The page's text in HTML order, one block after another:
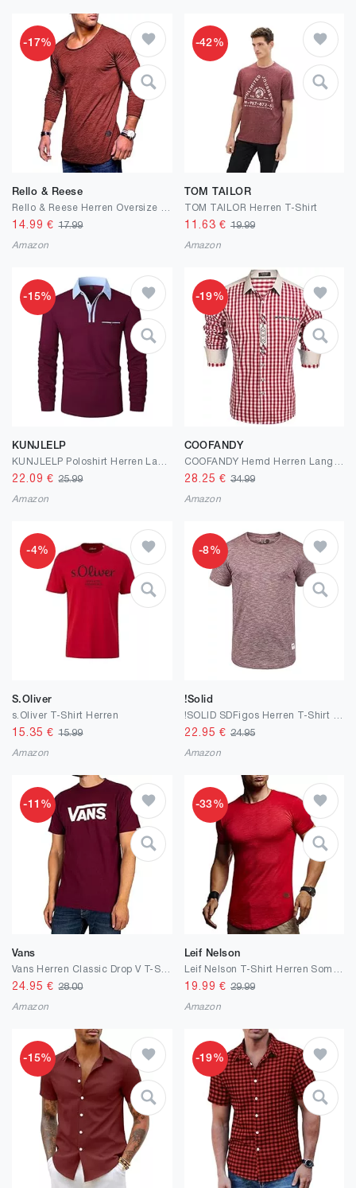
-17%
Rello & Reese
14.99 €17.99
Amazon
-42%
TOM TAILOR
TOM TAILOR Herren T-Shirt
11.63 € 19.99
Amazon
-15%
KUNJLELP
22.09 €25.99
Amazon
-19%
COOFANDY
28.25 € 34.99
Amazon
-4%
S.Oliver
s.Oliver T-Shirt Herren
15.35 €15.99
Amazon
-8%
!Solid
22.95 € 24.95
Amazon
-11%
Vans
24.95 €28.00
Amazon
-33%
Leif Nelson
19.99 € 29.99
Amazon
-15% -19%